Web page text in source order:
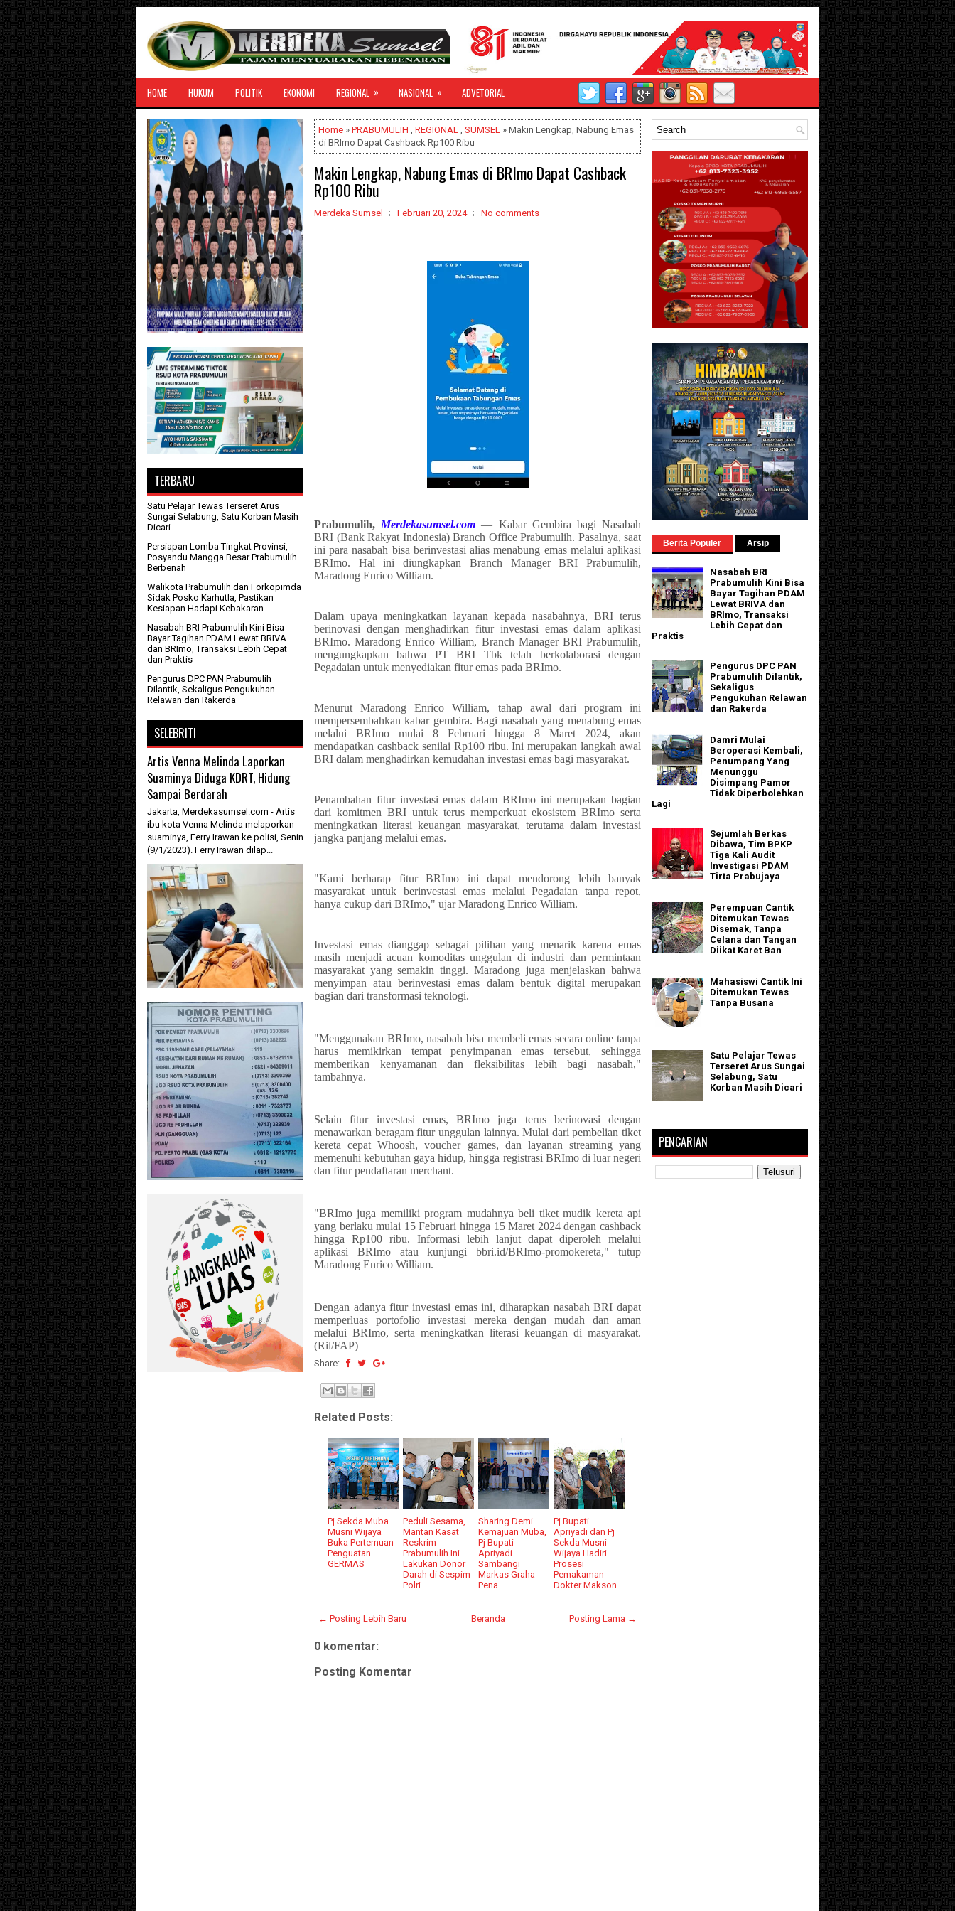
HOME HUKUM POLITIK EKONOMI REGIONAL » NASIONAL » ADVETORIAL
Home » PRABUMULIH , REGIONAL , SUMSEL » Makin Lengkap, Nabung Emas
di BRImo Dapat Cashback Rp100 Ribu
Makin Lengkap, Nabung Emas di BRImo Dapat Cashback
Rp100 Ribu
Merdeka Sumsel Februari 20, 2024 No comments
Prabumulih, Merdekasumsel.com — Kabar Gembira bagi Nasabah
BRI (Bank Rakyat Indonesia) Branch Office Prabumulih. Pasalnya, saat
ini para nasabah bisa berinvestasi alias menabung emas melalui aplikasi
BRImo. Hal ini diungkapkan Branch Manager BRI Prabumulih,
Maradong Enrico William.
Dalam upaya meningkatkan layanan kepada nasabahnya, BRI terus
berinovasi dengan menghadirkan fitur investasi emas dalam aplikasi
BRImo. Maradong Enrico William, Branch Manager BRI Prabumulih,
mengungkapkan bahwa PT BRI Tbk telah berkolaborasi dengan
Pegadaian untuk menyediakan fitur emas pada BRImo.
Menurut Maradong Enrico William, tahap awal dari program ini
mempersembahkan kabar gembira. Bagi nasabah yang menabung emas
melalui BRImo mulai 8 Februari hingga 8 Maret 2024, akan
mendapatkan cashback senilai Rp100 ribu. Ini merupakan langkah awal
BRI dalam menghadirkan kemudahan investasi emas bagi masyarakat.
Penambahan fitur investasi emas dalam BRImo ini merupakan bagian
dari komitmen BRI untuk terus memperkuat ekosistem BRImo serta
meningkatkan literasi keuangan masyarakat, terutama dalam investasi
jangka panjang melalui emas.
"Kami berharap fitur BRImo ini dapat mendorong lebih banyak
masyarakat untuk berinvestasi emas melalui Pegadaian tanpa repot,
hanya cukup dari BRImo," ujar Maradong Enrico William.
Investasi emas dianggap sebagai pilihan yang menarik karena emas
masih menjadi acuan komoditas unggulan di industri dan permintaan
masyarakat yang semakin tinggi. Maradong juga menjelaskan bahwa
menyimpan atau berinvestasi emas dalam bentuk digital merupakan
bagian dari transformasi teknologi.
"Menggunakan BRImo, nasabah bisa membeli emas secara online tanpa
harus memikirkan tempat penyimpanan emas tersebut, sehingga
memberikan kenyamanan dan fleksibilitas lebih bagi nasabah,"
tambahnya.
Selain fitur investasi emas, BRImo juga terus berinovasi dengan
menawarkan beragam fitur unggulan lainnya. Mulai dari pembelian tiket
kereta cepat Whoosh, voucher games, dan layanan streaming yang
memenuhi kebutuhan gaya hidup, hingga registrasi BRImo di luar negeri
dan fitur pendaftaran merchant.
"BRImo juga memiliki program mudahnya beli tiket mudik kereta api
yang berlaku mulai 15 Februari hingga 15 Maret 2024 dengan cashback
hingga Rp100 ribu. Informasi lebih lanjut dapat diperoleh melalui
aplikasi BRImo atau kunjungi bbri.id/BRImo-promokereta," tutup
Maradong Enrico William.
Dengan adanya fitur investasi emas ini, diharapkan nasabah BRI dapat
memperluas portofolio investasi mereka dengan mudah dan aman
melalui BRImo, serta meningkatkan literasi keuangan di masyarakat.
(Ril/FAP)
Share:
Related Posts:
Pj Sekda Muba
Musni Wijaya
Buka Pertemuan
Penguatan
GERMAS
Peduli Sesama,
Mantan Kasat
Reskrim
Prabumulih Ini
Lakukan Donor
Darah di Sespim
Polri
Sharing Demi
Kemajuan Muba,
Pj Bupati
Apriyadi
Sambangi
Markas Graha
Pena
Pj Bupati
Apriyadi dan Pj
Sekda Musni
Wijaya Hadiri
Prosesi
Pemakaman
Dokter Makson
← Posting Lebih Baru Posting Lama →
Beranda
0 komentar:
Posting Komentar
TERBARU
Satu Pelajar Tewas Terseret Arus
Sungai Selabung, Satu Korban Masih
Dicari
Persiapan Lomba Tingkat Provinsi,
Posyandu Mangga Besar Prabumulih
Berbenah
Walikota Prabumulih dan Forkopimda
Sidak Posko Karhutla, Pastikan
Kesiapan Hadapi Kebakaran
Nasabah BRI Prabumulih Kini Bisa
Bayar Tagihan PDAM Lewat BRIVA
dan BRImo, Transaksi Lebih Cepat
dan Praktis
Pengurus DPC PAN Prabumulih
Dilantik, Sekaligus Pengukuhan
Relawan dan Rakerda
SELEBRITI
Artis Venna Melinda Laporkan
Suaminya Diduga KDRT, Hidung
Sampai Berdarah
Jakarta, Merdekasumsel.com - Artis
ibu kota Venna Melinda melaporkan
suaminya, Ferry Irawan ke polisi, Senin
(9/1/2023). Ferry Irawan dilap...
Berita Populer Arsip
Nasabah BRI
Prabumulih Kini Bisa
Bayar Tagihan PDAM
Lewat BRIVA dan
BRImo, Transaksi
Lebih Cepat dan
Praktis
Pengurus DPC PAN
Prabumulih Dilantik,
Sekaligus
Pengukuhan Relawan
dan Rakerda
Damri Mulai
Beroperasi Kembali,
Penumpang Yang
Menunggu
Disimpang Pamor
Tidak Diperbolehkan
Lagi
Sejumlah Berkas
Dibawa, Tim BPKP
Tiga Kali Audit
Investigasi PDAM
Tirta Prabujaya
Perempuan Cantik
Ditemukan Tewas
Disemak, Tanpa
Celana dan Tangan
Diikat Karet Ban
Mahasiswi Cantik Ini
Ditemukan Tewas
Tanpa Busana
Satu Pelajar Tewas
Terseret Arus Sungai
Selabung, Satu
Korban Masih Dicari
PENCARIAN